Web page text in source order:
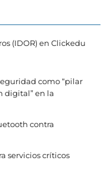
(IDOR) en Clickedu
como “pilar
digital” en la
contra
servicios críticos